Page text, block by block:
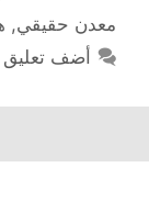
معدن حقيقي,
أضف تعليق